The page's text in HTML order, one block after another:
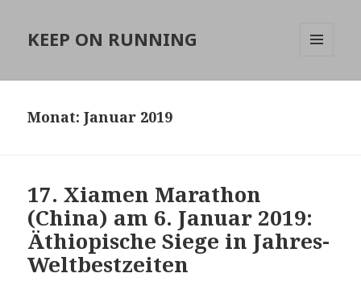
KEEP ON RUNNING
Monat:Januar 2019
17. Xiamen Marathon
(China) am 6. Januar 2019:
Äthiopische Siege in Jahres-
Weltbestzeiten